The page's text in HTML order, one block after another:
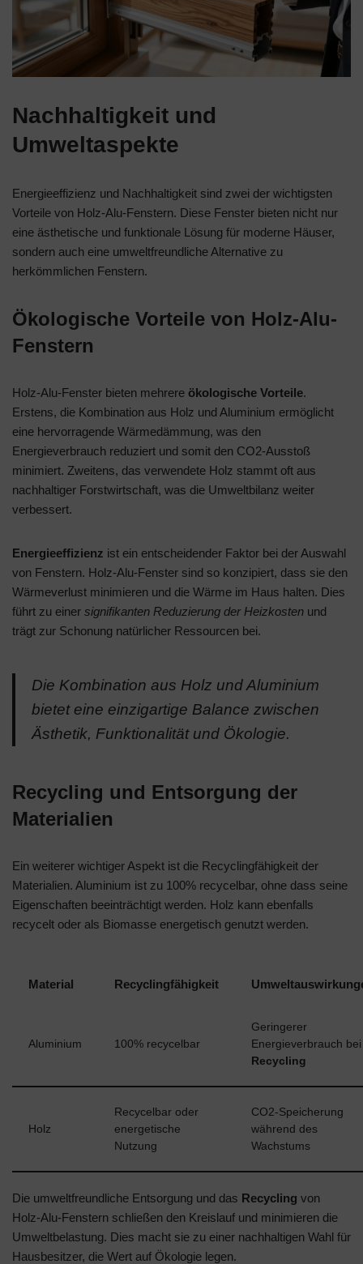
Nachhaltigkeit und
Umweltaspekte
Energieeffizienz und Nachhaltigkeit sind zwei der wichtigsten
Vorteile von Holz-Alu-Fenstern. Diese Fenster bieten nicht nur
eine ästhetische und funktionale Lösung für moderne Häuser,
sondern auch eine umweltfreundliche Alternative zu
herkömmlichen Fenstern.
Ökologische Vorteile von Holz-Alu-
Fenstern
Holz-Alu-Fenster bieten mehrere ökologische Vorteile.
Erstens, die Kombination aus Holz und Aluminium ermöglicht
eine hervorragende Wärmedämmung, was den
Energieverbrauch reduziert und somit den CO2-Ausstoß
minimiert. Zweitens, das verwendete Holz stammt oft aus
nachhaltiger Forstwirtschaft, was die Umweltbilanz weiter
verbessert.
Energieeffizienz ist ein entscheidender Faktor bei der Auswahl
von Fenstern. Holz-Alu-Fenster sind so konzipiert, dass sie den
Wärmeverlust minimieren und die Wärme im Haus halten. Dies
führt zu einer signifikanten Reduzierung der Heizkosten und
trägt zur Schonung natürlicher Ressourcen bei.
Die Kombination aus Holz und Aluminium
bietet eine einzigartige Balance zwischen
Ästhetik, Funktionalität und Ökologie.
Recycling und Entsorgung der
Materialien
Ein weiterer wichtiger Aspekt ist die Recyclingfähigkeit der
Materialien. Aluminium ist zu 100% recycelbar, ohne dass seine
Eigenschaften beeinträchtigt werden. Holz kann ebenfalls
recycelt oder als Biomasse energetisch genutzt werden.
Material Recyclingfähigkeit
Aluminium 100% recycelbar
Geringerer
Energieverbrauch bei
Recycling
Holz
Recycelbar oder
energetische
Nutzung
CO2-Speicherung
während des
Wachstums
Die umweltfreundliche Entsorgung und das Recycling von
Holz-Alu-Fenstern schließen den Kreislauf und minimieren die
Umweltbelastung. Dies macht sie zu einer nachhaltigen Wahl für
Hausbesitzer, die Wert auf Ökologie legen.